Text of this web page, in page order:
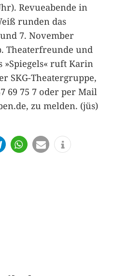
Revueabende in
runden das
7. November
Theaterfreunde und
»Spiegels« ruft Karin
SKG-Theatergruppe,
69 75 7 oder per Mail
zu melden. (jüs)